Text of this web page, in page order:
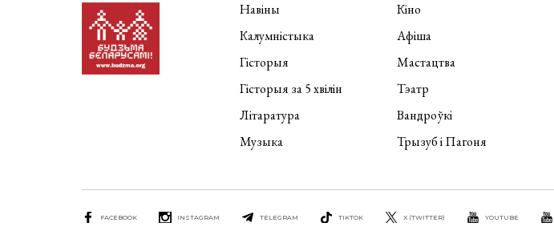
Навіны
Калумністыка
Гісторыя
Гісторыя за 5 хвілін
Літаратура
Музыка
Кіно
Афіша
Мастацтва
Тэатр
Вандроўкі
Трызуб і Пагоня
FACEBOOK INSTAGRAM TELEGRAM TIKTOK X (TWITTER) YOUTUBE